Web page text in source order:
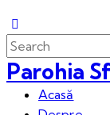
Parohia
Acasă